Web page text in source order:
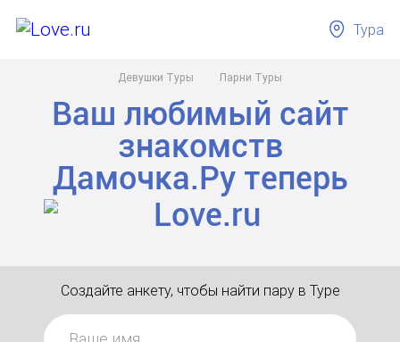
Девушки Туры Парни Туры
Тура
Ваш любимый сайт
знакомств
Дамочка.Рутеперь
Создайте анкету, чтобы найти пару в Туре